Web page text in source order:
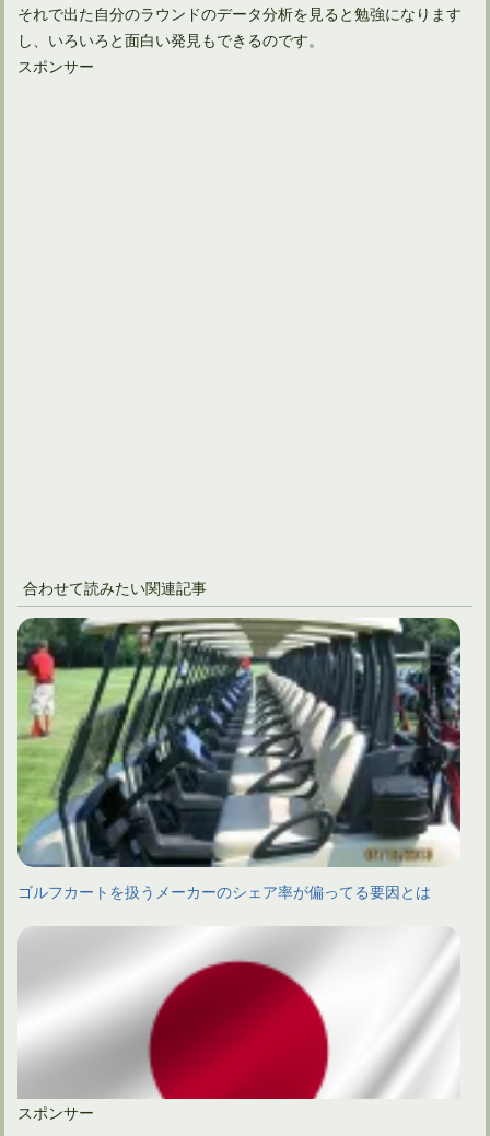
それで出た自分のラウンドのデータ分析を見ると勉強になります
し、いろいろと面白い発見もできるのです。
スポンサー
合わせて読みたい関連記事
ゴルフカートを扱うメーカーのシェア率が偏ってる要因とは
スポンサー